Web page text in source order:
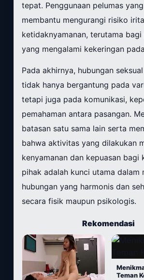
tepat. Penggunaan pelumas
membantu mengurangi risiko
ketidaknyamanan, terutama bagi
yang mengalami kekeringan
Pada akhirnya, hubungan
tidak hanya bergantung pada
tetapi juga pada komunikasi,
pemahaman antara pasangan.
batasan satu sama lain serta
bahwa aktivitas yang dilakukan
kenyamanan dan kepuasan bagi
pihak adalah kunci utama dalam
hubungan yang harmonis dan
secara fisik maupun psikologis.
Rekomendasi
Teman